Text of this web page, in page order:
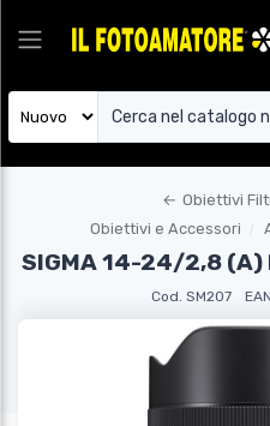
← Obiettivi
Obiettivi e Accessori
SIGMA 14-24/2,8 (A)
Cod. SM207